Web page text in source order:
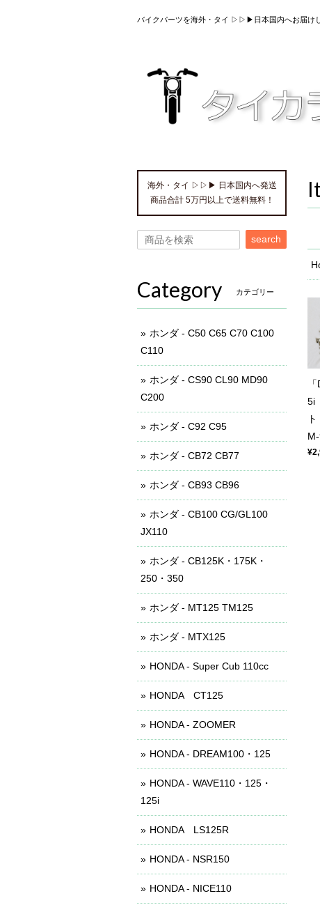
バイクパーツを海外・タイ ▷▷▶日本国内へお届け
5i
M-
海外・タイ ▷▷▶ 日本国内へ発送
商品合計 5万円以上で送料無料！
search
Category カテゴリー
ホンダ - C50 C65 C70 C100
C110
ホンダ - CS90 CL90 MD90
C200
ホンダ - C92 C95
ホンダ - CB72 CB77
ホンダ - CB93 CB96
ホンダ - CB100 CG/GL100
JX110
ホンダ - CB125K・175K・
250・350
ホンダ - MT125 TM125
ホンダ - MTX125
HONDA - Super Cub 110cc
HONDA CT125
HONDA - ZOOMER
HONDA - DREAM100・125
HONDA - WAVE110・125・
125i
HONDA LS125R
HONDA - NSR150
HONDA - NICE110